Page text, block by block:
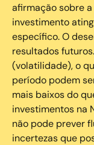
afirmação sobre
investimento
específico. O
resultados
(volatilidade), o
período podem
mais baixos do
investimentos na
não pode prever
incertezas que